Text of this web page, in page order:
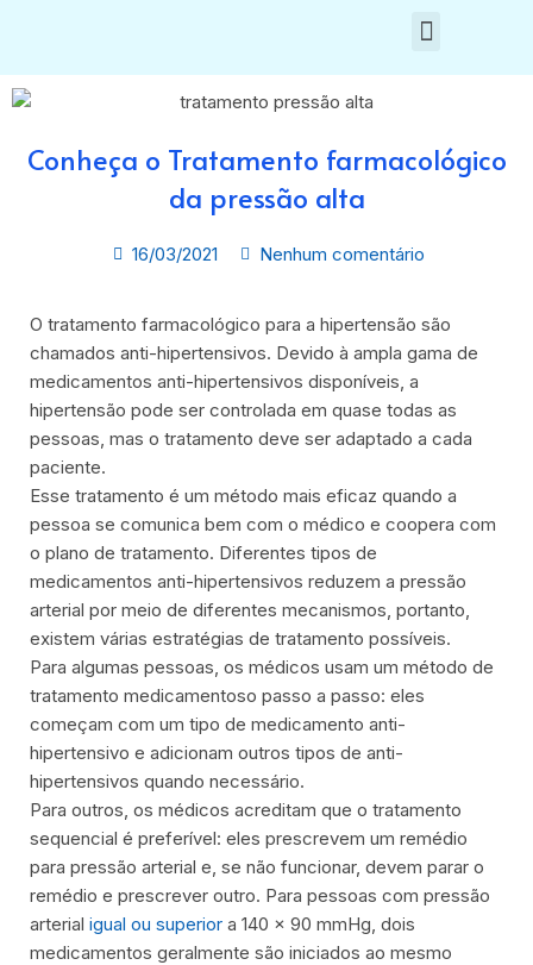
o
conteúdo
Menu
Conheça o Tratamento farmacológico
da pressão alta
16/03/2021 Nenhum comentário
O tratamento farmacológico para a hipertensão são
chamados anti-hipertensivos. Devido à ampla gama de
medicamentos anti-hipertensivos disponíveis, a
hipertensão pode ser controlada em quase todas as
pessoas, mas o tratamento deve ser adaptado a cada
paciente.
Esse tratamento é um método mais eficaz quando a
pessoa se comunica bem com o médico e coopera com
o plano de tratamento. Diferentes tipos de
medicamentos anti-hipertensivos reduzem a pressão
arterial por meio de diferentes mecanismos, portanto,
existem várias estratégias de tratamento possíveis.
Para algumas pessoas, os médicos usam um método de
tratamento medicamentoso passo a passo: eles
começam com um tipo de medicamento anti-
hipertensivo e adicionam outros tipos de anti-
hipertensivos quando necessário.
Para outros, os médicos acreditam que o tratamento
sequencial é preferível: eles prescrevem um remédio
para pressão arterial e, se não funcionar, devem parar o
remédio e prescrever outro. Para pessoas com pressão
arterial igual ou superior a 140 x 90 mmHg, dois
medicamentos geralmente são iniciados ao mesmo